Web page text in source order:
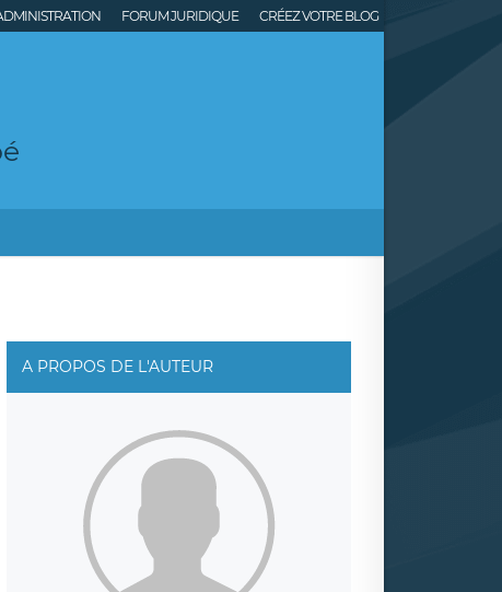
FORUM JURIDIQUE CRÉEZ VOTRE BLOG
A PROPOS DE L'AUTEUR